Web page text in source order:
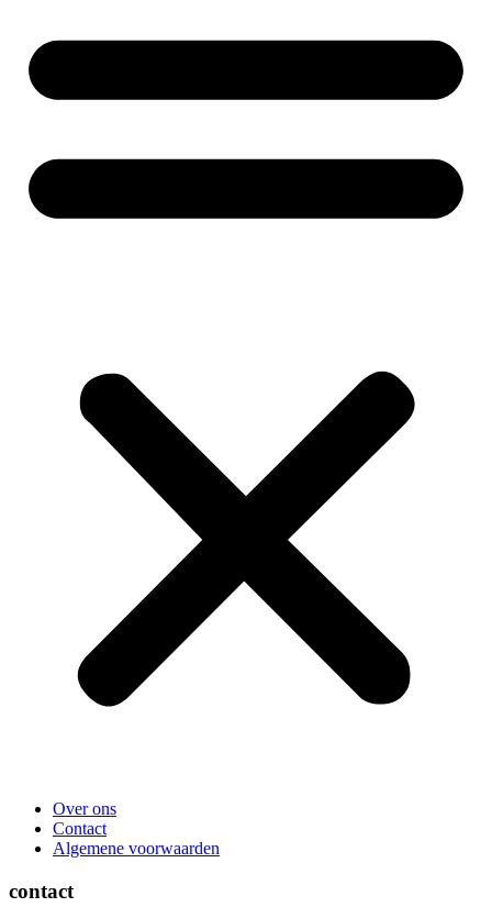
Over ons
Contact
Algemene voorwaarden
contact